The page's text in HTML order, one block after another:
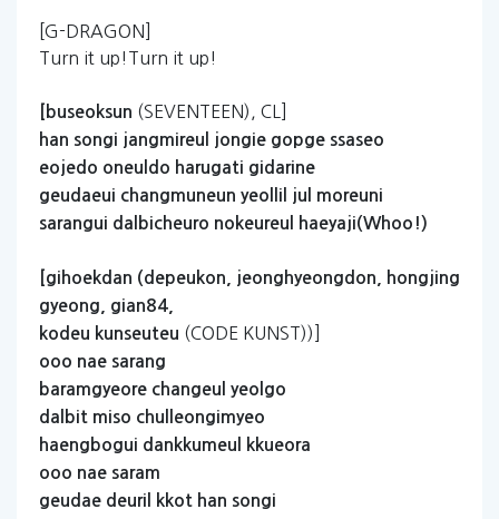
[G-DRAGON]
Turn it up!Turn it up!
[buseoksun (SEVENTEEN), CL]
han songi jangmireul jongie gopge ssaseo
eojedo oneuldo harugati gidarine
geudaeui changmuneun yeollil jul
moreuni
sarangui dalbicheuro nokeureul haeyaji(Whoo!)
[gihoekdan (depeukon, jeonghyeongdon,
hongjing
gyeong,
gian84,
kodeu kunseuteu (CODE KUNST))]
ooo nae sarang
baramgyeore changeul yeolgo
dalbit miso chulleongimyeo
haengbogui dankkumeul
kkueora
ooo nae saram
geudae deuril kkot han songi